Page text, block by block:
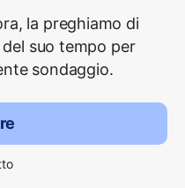
la preghiamo di
suo tempo per
sondaggio.